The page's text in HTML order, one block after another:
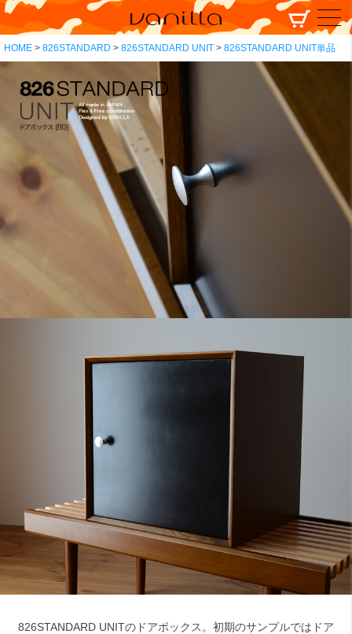
HOME 826STANDARD 826STANDARD UNIT 826STANDARD UNIT単品
826STANDARD UNITのドアボックス。初期のサンプルではドア